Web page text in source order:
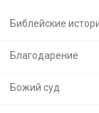
Библейские
Благодарение
Божий суд